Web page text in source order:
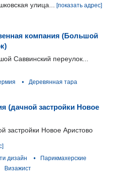
улица...
[показать адрес]
компания (Большой
Саввинский переулок...
• Деревянная тара
(дачной застройки Новое
застройки Новое Аристово
дизайн •
Парикмахерские
Визажист